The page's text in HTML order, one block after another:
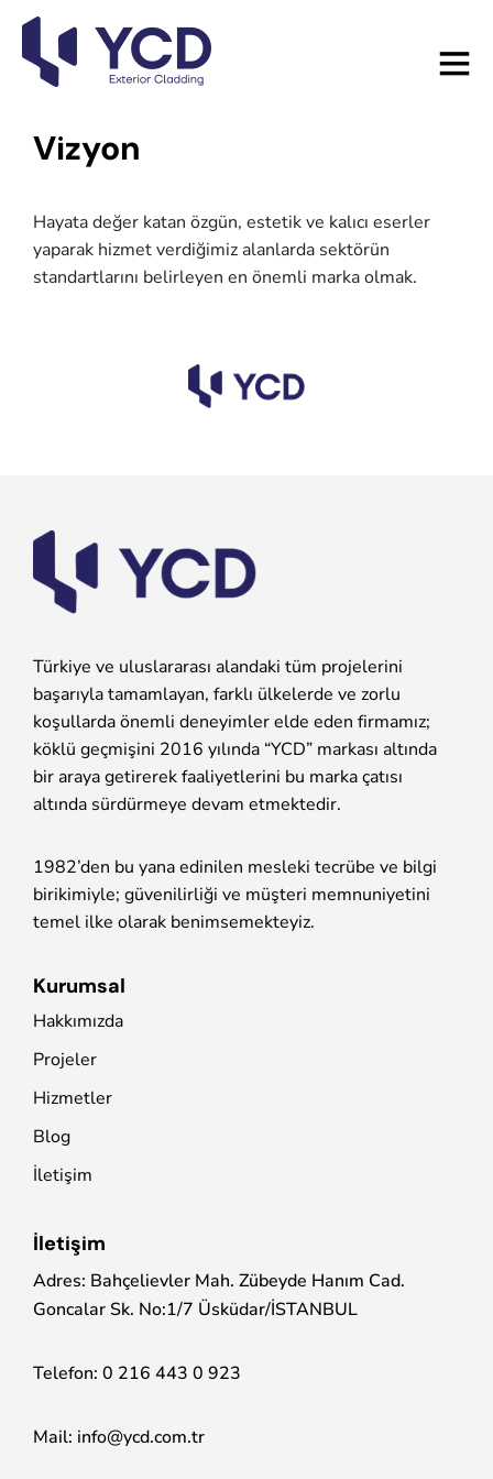
Vizyon
Hayata değer katan özgün, estetik ve kalıcı eserler
yaparak hizmet verdiğimiz alanlarda sektörün
standartlarını belirleyen en önemli marka olmak.
Türkiye ve uluslararası alandaki tüm projelerini
başarıyla tamamlayan, farklı ülkelerde ve zorlu
koşullarda önemli deneyimler elde eden firmamız;
köklü geçmişini 2016 yılında “YCD” markası altında
bir araya getirerek faaliyetlerini bu marka çatısı
altında sürdürmeye devam etmektedir.
1982’den bu yana edinilen mesleki tecrübe ve bilgi
birikimiyle; güvenilirliği ve müşteri memnuniyetini
temel ilke olarak benimsemekteyiz.
Kurumsal
Hakkımızda
Projeler
Hizmetler
Blog
İletişim
İletişim
Adres: Bahçelievler Mah. Zübeyde Hanım Cad.
Goncalar Sk. No:1/7 Üsküdar/İSTANBUL
Telefon: 0 216 443 0 923
Mail: info@ycd.com.tr